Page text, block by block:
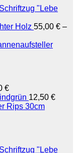
Schriftzug "Lebe
Holz 55,00 € –
€
12,50 €
Rips 30cm
Schriftzug "Lebe